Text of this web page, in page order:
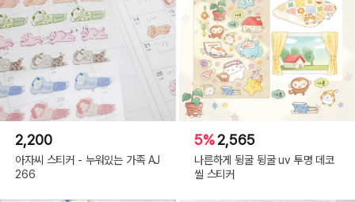
2,200
아자씨 스티커 - 누워있는 가족 AJ
266
5%2,565
나른하게 뒹굴 뒹굴 uv 투명 데코
씰 스티커